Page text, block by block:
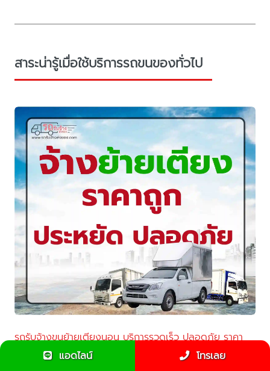
สาระน่ารู้เมื่อใช้บริการรถขนของทั่วไป
รถรับจ้างขนย้ายเตียงนอน บริการรวดเร็ว ปลอดภัย ราคา
ประหยัด แอดไลน์ โทรเลย